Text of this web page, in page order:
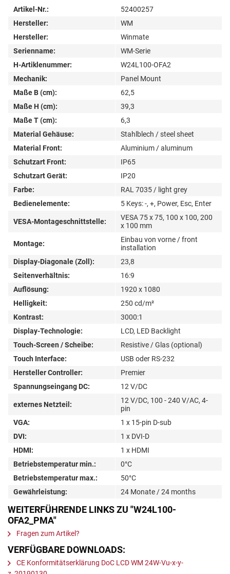
Artikel-Nr.:
52400257
Hersteller:
WM
Hersteller:
Winmate
Serienname:
WM-Serie
H-Artiklenummer:
W24L100-OFA2
Mechanik:
Panel Mount
Maße B (cm):
62,5
Maße H (cm):
39,3
Maße T (cm):
6,3
Material Gehäuse:
Stahlblech / steel sheet
Material Front:
Aluminium / aluminum
Schutzart Front:
IP65
Schutzart Gerät:
IP20
Farbe:
RAL 7035 / light grey
Bedienelemente:
5 Keys: -, +, Power, Esc, Enter
VESA-Montageschnittstelle:
VESA 75 x 75, 100 x 100, 200
x 100 mm
Montage:
Einbau von vorne / front
installation
Display-Diagonale (Zoll):
23,8
Seitenverhältnis:
16:9
Auflösung:
1920 x 1080
Helligkeit:
250 cd/m²
Kontrast:
3000:1
Display-Technologie:
LCD, LED Backlight
Touch-Screen / Scheibe:
Resistive / Glas (optional)
Touch Interface:
USB oder RS-232
Hersteller Controller:
Premier
Spannungseingang DC:
12 V/DC
externes Netzteil:
12 V/DC, 100 - 240 V/AC, 4-
pin
VGA:
1 x 15-pin D-sub
DVI:
1 x DVI-D
HDMI:
1 x HDMI
Betriebstemperatur min.:
0°C
Betriebstemperatur max.:
50°C
Gewährleistung:
24 Monate / 24 months
WEITERFÜHRENDE LINKS ZU "W24L100-
OFA2_PMA"
Fragen zum Artikel?
VERFÜGBARE DOWNLOADS:
CE Konformitätserklärung DoC LCD WM 24W-Vu-x-y-